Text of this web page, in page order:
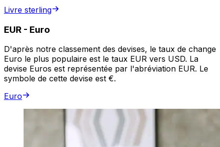
Livre sterling
EUR - Euro
D'après notre classement des devises, le taux de change
Euro le plus populaire est le taux EUR vers USD. La
devise Euros est représentée par l'abréviation EUR. Le
symbole de cette devise est €.
Euro